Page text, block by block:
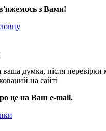
з Вами!
думка, після перевірки
на сайті
це на Ваш e-mail.